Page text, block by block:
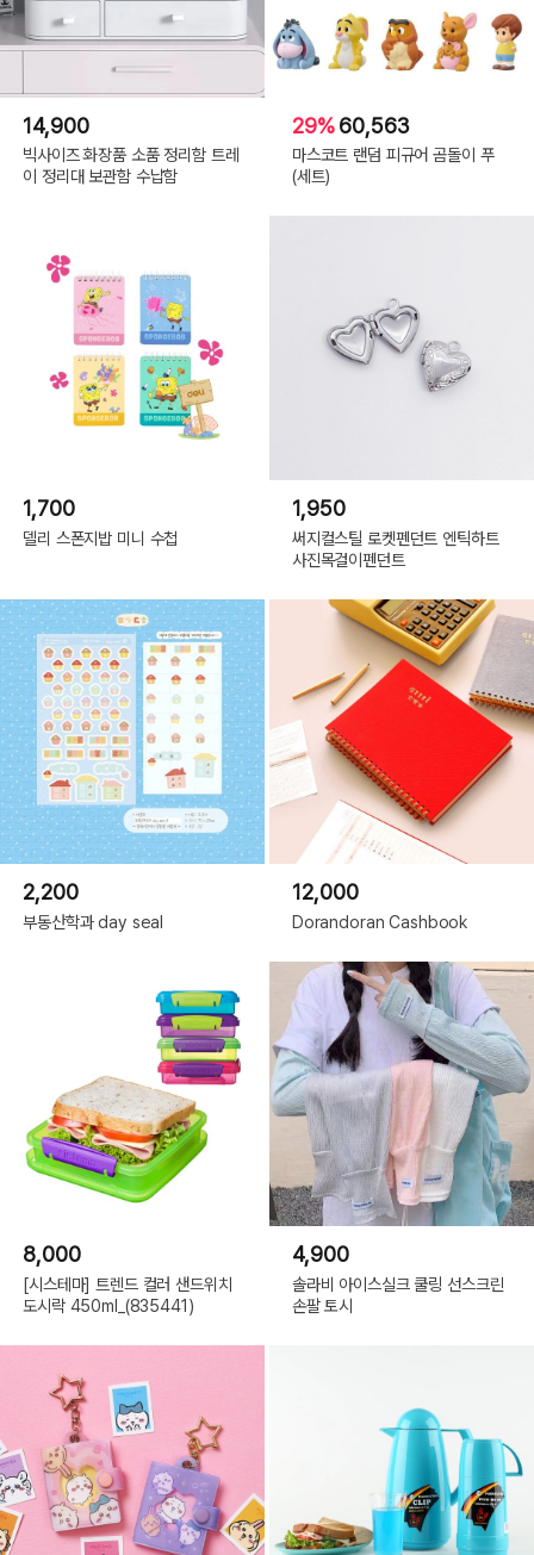
14,900
빅사이즈 화장품 소품 정리함 트레
이 정리대 보관함 수납함
29%60,563
마스코트 랜덤 피규어 곰돌이 푸
(세트)
1,700
델리 스폰지밥 미니 수첩
1,950
써지컬스틸 로켓펜던트 엔틱하트
사진목걸이펜던트
2,200
부동산학과 day seal
12,000
Dorandoran Cashbook
8,000
[시스테마] 트렌드 컬러 샌드위치
도시락 450ml_(835441)
4,900
솔라비 아이스실크 쿨링 선스크린
손팔 토시